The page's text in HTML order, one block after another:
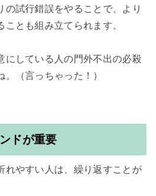
の試行錯誤をやることで、より
とも組み立てられます。
にしている人の門外不出の必殺
（言っちゃった！）
ドが重要
れやすい人は、繰り返すことが